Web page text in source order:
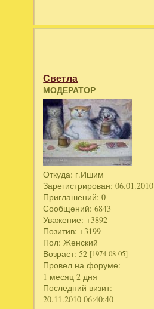
Светла
МОДЕРАТОР
Откуда: г.Ишим
Зарегистрирован: 06.01.2010
Приглашений: 0
Сообщений: 6843
Уважение: +3892
Позитив: +3199
Пол: Женский
Возраст: 52 [1974-08-05]
Провел на форуме:
1 месяц 2 дня
Последний визит:
20.11.2010 06:40:40